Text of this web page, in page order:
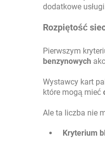
dodatkowe
Rozpiętość
Pierwszym
benzynowych
Wystawcy kart
które mogą mieć
Ale ta liczba nie
Kryterium